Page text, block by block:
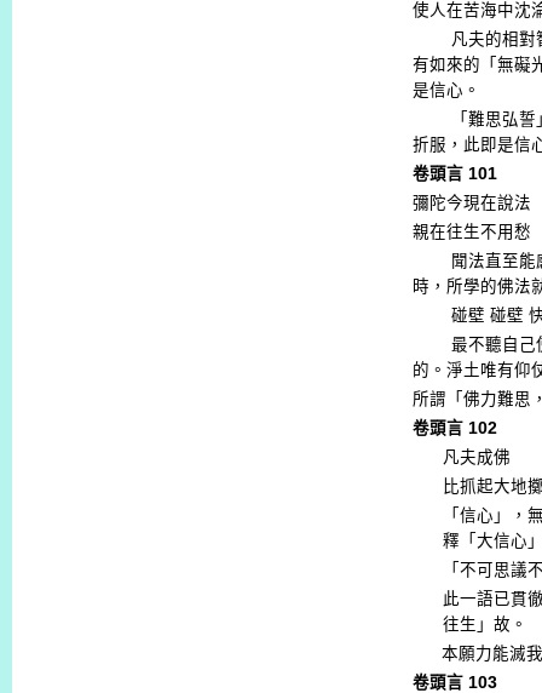
使人在苦海中沈
凡夫的相對
有如來的「無礙
是信心。
「難思弘
折服，此即是信
卷頭言 101
彌陀今現在說法
親在往生不用愁
聞法直至
時，所學的佛法
碰壁 碰壁
最不聽自己
的。淨土唯有仰
所謂「佛力難思
卷頭言 102
凡夫成佛
比抓起大地
「信心」，
釋「大信心
「不可思議
此一語已貫
往生」故。
本願力能滅
卷頭言 103